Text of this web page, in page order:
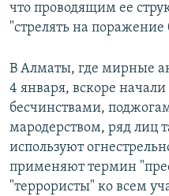
что проводящим ее
"стрелять на
В Алматы, где мирные
4 января, вскоре
бесчинствами,
мародерством, ряд лиц
используют
применяют термин
"террористы" ко всем